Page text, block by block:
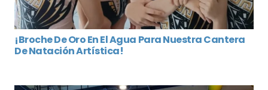
¡Broche De Oro En El Agua Para Nuestra Cantera
De Natación Artística!